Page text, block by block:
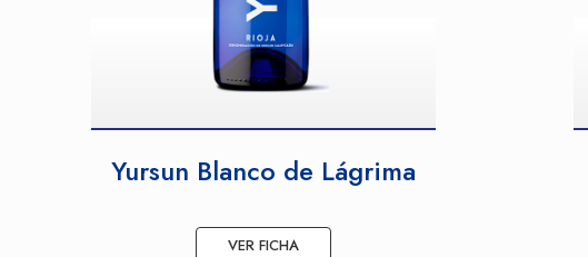
Yursun Blanco de Lágrima
VER FICHA